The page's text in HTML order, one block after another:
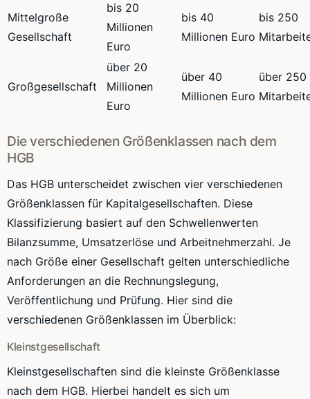
Mittelgroße
Gesellschaft
bis 20
Millionen
Euro
bis 40
Millionen Euro
bis 250
Großgesellschaft
über 20
Millionen
Euro
über 40
Millionen Euro
über 250
Die verschiedenen Größenklassen nach dem
HGB
Das HGB unterscheidet zwischen vier verschiedenen
Größenklassen für Kapitalgesellschaften. Diese
Klassifizierung basiert auf den Schwellenwerten
Bilanzsumme, Umsatzerlöse und Arbeitnehmerzahl. Je
nach Größe einer Gesellschaft gelten unterschiedliche
Anforderungen an die Rechnungslegung,
Veröffentlichung und Prüfung. Hier sind die
verschiedenen Größenklassen im Überblick:
Kleinstgesellschaft
Kleinstgesellschaften sind die kleinste Größenklasse
nach dem HGB. Hierbei handelt es sich um